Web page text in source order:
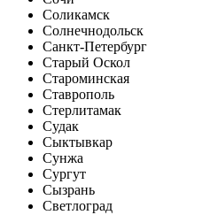
Соликамск
Солнечнодольск
Санкт-Петербург
Старый Оскол
Староминская
Ставрополь
Стерлитамак
Судак
Сыктывкар
Сунжа
Сургут
Сызрань
Светлоград